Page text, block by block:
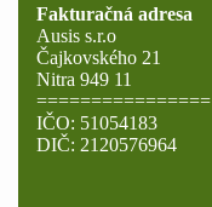
Fakturačná adresa
Ausis s.r.o
Čajkovského 21
Nitra 949 11
================
IČO: 51054183
DIČ: 2120576964